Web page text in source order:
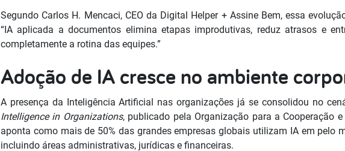
Segundo Carlos H. Mencaci, CEO da Digital Helper + Assine Bem, essa
“IA aplicada a documentos elimina etapas improdutivas, reduz atrasos e
completamente a rotina das equipes.”
Adoção de IA cresce no ambiente
A presença da Inteligência Artificial nas organizações já se consolidou no
Intelligence in Organizations, publicado pela Organização para a Cooperação
aponta como mais de 50% das grandes empresas globais utilizam IA em pelo
incluindo áreas administrativas, jurídicas e financeiras.